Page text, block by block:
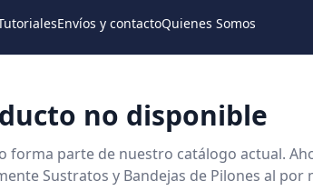
Envíos y contactoQuienes Somos
no disponible
forma parte de nuestro catálogo actual.
Sustratos y Bandejas de Pilones al por